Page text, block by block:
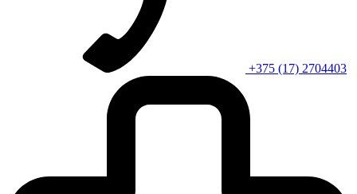
+375 (17) 2704403